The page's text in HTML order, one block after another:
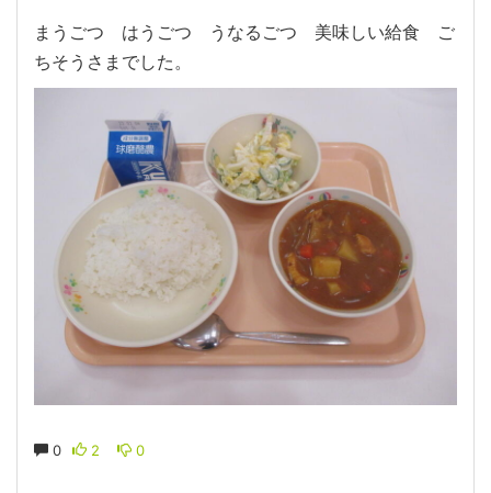
まうごつ はうごつ うなるごつ 美味しい給食 ご
ちそうさまでした。
0 2 0